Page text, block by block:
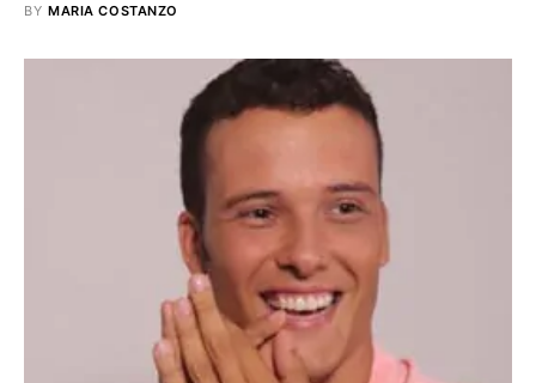
BY MARIA COSTANZO